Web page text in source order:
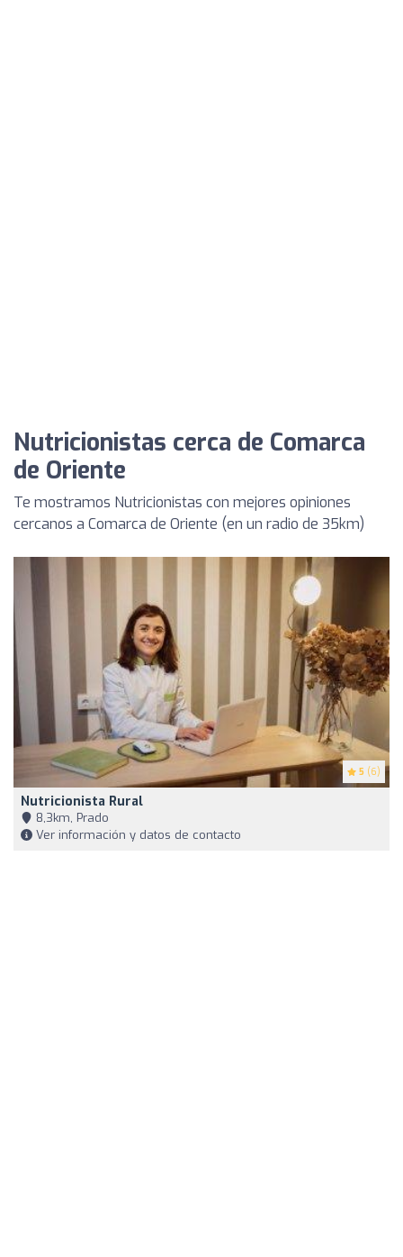
Nutricionistas cerca de Comarca
de Oriente
Te mostramos Nutricionistas con mejores opiniones
cercanos a Comarca de Oriente (en un radio de 35km)
5 (6)
Nutricionista Rural
8,3km, Prado
Ver información y datos de contacto